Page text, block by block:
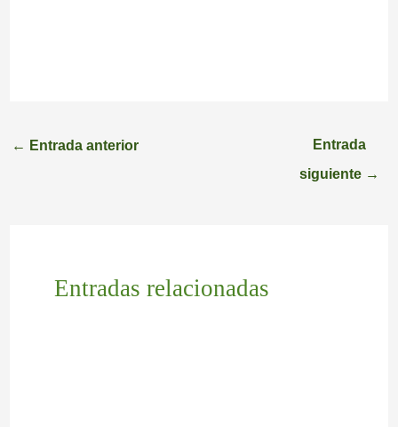
← Entrada anterior
Entrada
siguiente →
Entradas relacionadas